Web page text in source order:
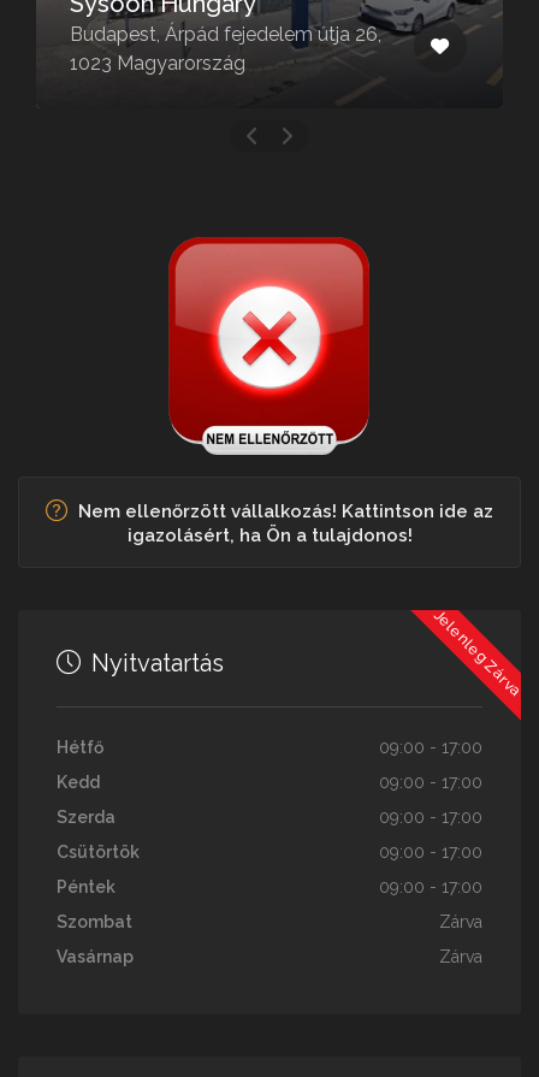
Budapest, Árpád fejedelem útja 26,
1023 Magyarország
Nem ellenőrzött vállalkozás! Kattintson ide az
igazolásért, ha Ön a tulajdonos!
Jelenleg Zárva
Nyitvatartás
Hétfő
09:00 - 17:00
Kedd
09:00 - 17:00
Szerda
09:00 - 17:00
Csütörtök
09:00 - 17:00
Péntek
09:00 - 17:00
Szombat
Zárva
Vasárnap
Zárva